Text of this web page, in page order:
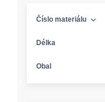
Číslo materiálu
Délka
Obal